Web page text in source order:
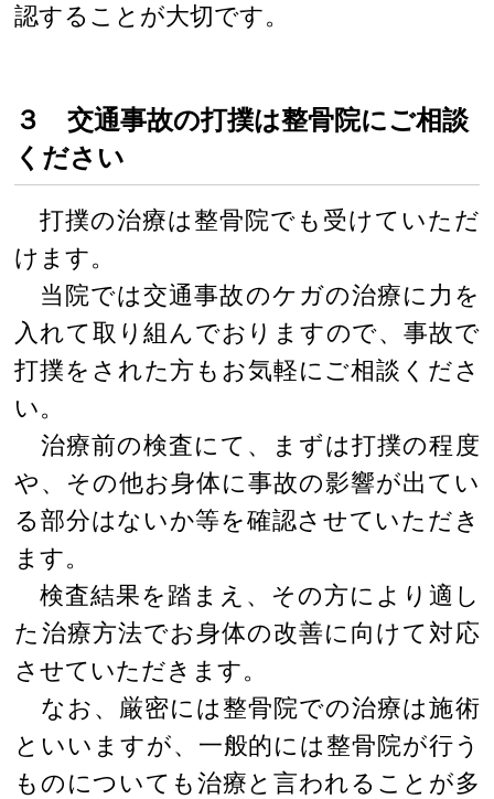
認することが大切です。
３ 交通事故の打撲は整骨院にご相談
ください
打撲の治療は整骨院でも受けていただ
けます。
当院では交通事故のケガの治療に力を
入れて取り組んでおりますので、事故で
打撲をされた方もお気軽にご相談くださ
い。
治療前の検査にて、まずは打撲の程度
や、その他お身体に事故の影響が出てい
る部分はないか等を確認させていただき
ます。
検査結果を踏まえ、その方により適し
た治療方法でお身体の改善に向けて対応
させていただきます。
なお、厳密には整骨院での治療は施術
といいますが、一般的には整骨院が行う
ものについても治療と言われることが多